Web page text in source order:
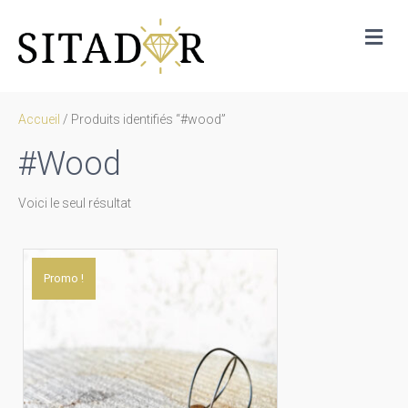
Accueil / Produits identifiés “#wood”
#wood
Voici le seul résultat
Promo !